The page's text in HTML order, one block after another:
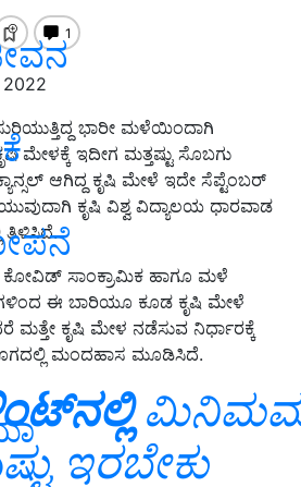
2022
ಭಾರೀ ಮಳೆಯಿಂದಾಗಿ
ಮೇಳಕ್ಕೆ ಇದೀಗ ಮತ್ತಷ್ಟು ಸೊಬಗು
ಆಗಿದ್ದ ಕೃಷಿ ಮೇಳೆ ಇದೇ ಸೆಪ್ಟೆಂಬರ್‌
ಕೃಷಿ ವಿಶ್ವ ವಿದ್ಯಾಲಯ ಧಾರವಾಡ
ತಿಳಿಸಿದೆ.
ಸಾಂಕ್ರಾಮಿಕ ಹಾಗೂ ಮಳೆ
ಈ ಬಾರಿಯೂ ಕೂಡ ಕೃಷಿ ಮೇಳೆ
ಮತ್ತೇ ಕೃಷಿ ಮೇಳ ನಡೆಸುವ ನಿರ್ಧಾರಕ್ಕೆ
ಮೊಗದಲ್ಲಿ ಮಂದಹಾಸ ಮೂಡಿಸಿದೆ.
ಇರಬೇಕು